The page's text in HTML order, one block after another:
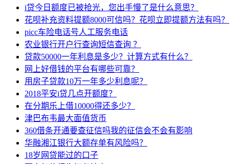
i贷今日额度已被抢光，您出手慢了是什么意思？
花呗补充资料提额8000可信吗？花呗立即提额方法有吗？
picc车险电话号人工服务电话
农业银行开户行查询短信查询 ？
贷款50000一年利息是多少？计算方式有什么？
网上好借钱的平台有哪些可靠？
用房子贷款10万一年多少利息呢？
2018平安i贷几点开额度？
在分期乐上借10000得还多少？
津巴布韦最大面值货币
360借条开通要查征信吗我的征信会不会有影响
华融湘江银行大额存单有风险吗？
18岁网贷能过的口子